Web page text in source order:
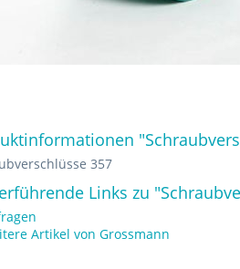
357
Links zu
Artikel von Grossmann